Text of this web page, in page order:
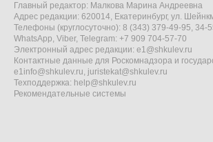
Главный редактор: Малкова Марина Андреевна
Адрес редакции: 620014, Екатеринбург, ул.
Телефоны (круглосуточно): 8 (343) 379-49-95, 34-
WhatsApp, Viber, Telegram: +7 909 704-57-70
Электронный адрес редакции: e1@shkulev.ru
Контактные данные для Роскомнадзора и
e1info@shkulev.ru, juristekat@shkulev.ru
Техподдержка: help@shkulev.ru
Рекомендательные системы